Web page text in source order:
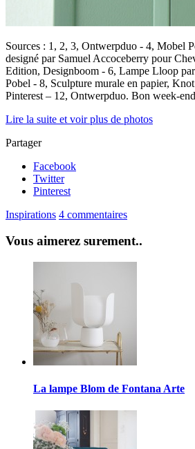
Sources : 1, 2, 3, Ontwerpduo - 4, Mobel
designé par Samuel Accoceberry pour
Edition, Designboom - 6, Lampe Lloop
Pobel - 8, Sculpture murale en papier,
Pinterest – 12, Ontwerpduo. Bon week-
Lire la suite et voir plus de photos
Partager
Facebook
Twitter
Pinterest
Inspirations 4 commentaires
Vous aimerez surement..
La lampe Blom de Fontana Arte